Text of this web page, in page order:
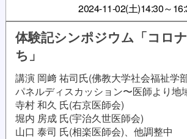
2024-11-02(土)14:30～
体験記シンポジウム「コロ
ち」
講演 岡﨑 祐司氏(佛教大学社会福祉学
パネルディスカッション〜医師より地
寺村 和久 氏(右京医師会)
堀内 房成 氏(宇治久世医師会)
山口 泰司 氏(相楽医師会)、他調整中